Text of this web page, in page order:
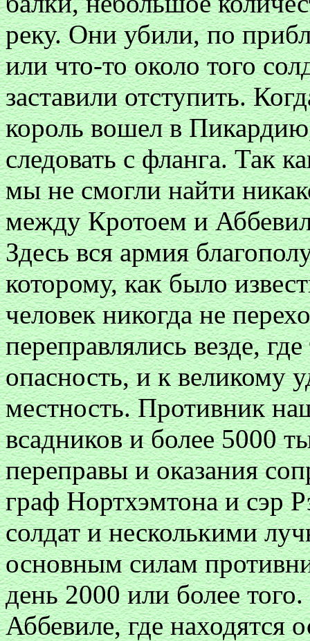
реку. Они убили, по
или что-то около того
заставили отступить.
король вошел в
следовать с фланга. Так
мы не смогли найти
между Кротоем и
Здесь вся армия
которому, как было
человек никогда не
переправлялись везде,
опасность, и к великому
местность. Противник
всадников и более 5000
переправы и оказания
граф Нортхэмтона и сэр
солдат и несколькими
основным силам
день 2000 или более
Аббевиле, где находятся